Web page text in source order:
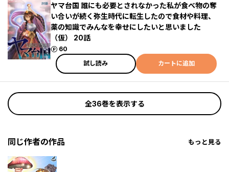
ヤマ台国 誰にも必要とされなかった私が食べ物の奪
い合いが続く弥生時代に転生したので食材や料理、
薬の知識でみんなを幸せにしたいと思いました
（仮） 20話
60
ポイント
試し読み
カートに追加
全36巻を表示する
同じ作者の作品 もっと見る